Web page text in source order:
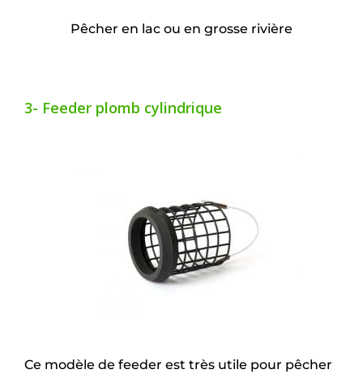
Pêcher en lac ou en grosse rivière
3- Feeder plomb cylindrique
Ce modèle de feeder est très utile pour pêcher